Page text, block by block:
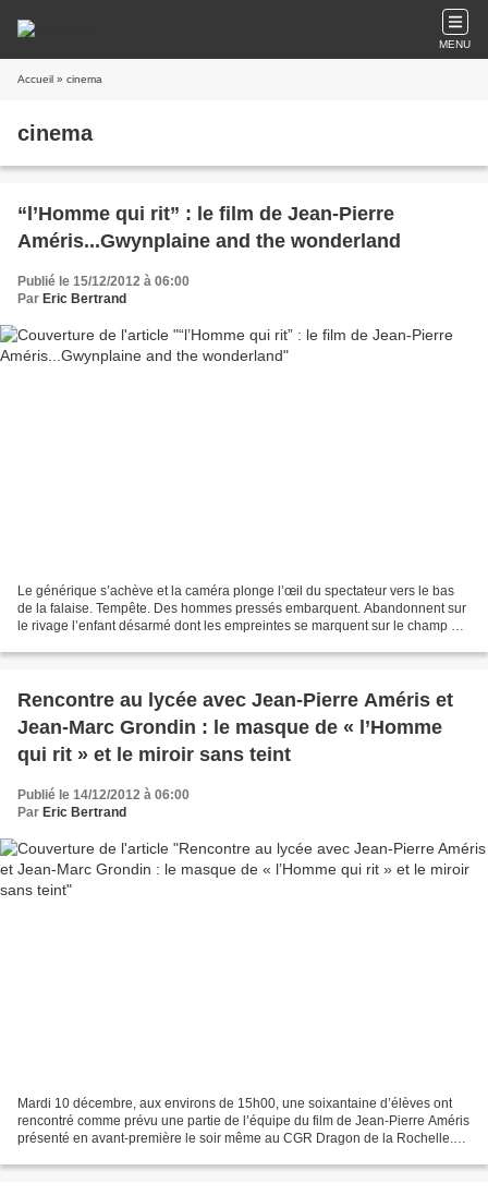
MENU
Accueil » cinema
cinema
“l’Homme qui rit” : le film de Jean-Pierre
Améris...Gwynplaine and the wonderland
Publié le 15/12/2012 à 06:00
Par Eric Bertrand
Le générique s’achève et la caméra plonge l’œil du spectateur vers le bas
de la falaise. Tempête. Des hommes pressés embarquent. Abandonnent sur
le rivage l’enfant désarmé dont les empreintes se marquent sur le champ de
Rencontre au lycée avec Jean-Pierre Améris et
Jean-Marc Grondin : le masque de « l’Homme
qui rit » et le miroir sans teint
Publié le 14/12/2012 à 06:00
Par Eric Bertrand
Mardi 10 décembre, aux environs de 15h00, une soixantaine d’élèves ont
rencontré comme prévu une partie de l’équipe du film de Jean-Pierre Améris
présenté en avant-première le soir même au CGR Dragon de la Rochelle.